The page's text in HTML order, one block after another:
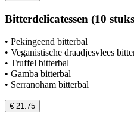
Bitterdelicatessen (10
• Pekingeend bitterbal
• Veganistische draadjesvlees
• Truffel bitterbal
• Gamba bitterbal
• Serranoham bitterbal
€ 21.75